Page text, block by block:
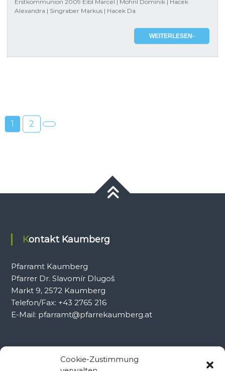
Cookie-Zustimmung
Erstkommunion 2009 Eibl Marcel | Mohnl Dominik | Hacek
Alexandra | Singraber Markus | Hacek Da
WEITERLESEN-
1 2
Kontakt Kaumberg
Pfarramt Kaumberg
Pfarrer Dr. Slavomír Dlugoš
Markt 9, 2572 Kaumberg
Telefon/Fax: +43 2765 216
E-Mail: pfarramt@pfarrekaumberg.at
Kontakt Ramsau